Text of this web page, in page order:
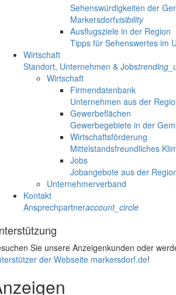
Sehenswürdigkeiten der
Markersdorfvisibility
Ausflugsziele in der Region
Tipps für Sehenswertes im
Wirtschaft
Standort, Unternehmen & Jobs
Wirtschaft
Firmendatenbank
Unternehmen aus der
Gewerbeflächen
Gewerbegebiete in der
Wirtschaftsförderung
Mittelstandsfreundliches
Jobs
Jobangebote aus der
Unternehmerverband
Kontakt
Ansprechpartneraccount_circle
Sie unsere Anzeigenkunden oder
der Webseite markersdorf.de!